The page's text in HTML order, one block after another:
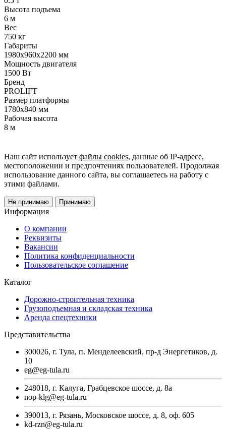
Высота подъема
6 м
Вес
750 кг
Габариты
1980х960х2200 мм
Мощность двигателя
1500 Вт
Бренд
PROLIFT
Размер платформы
1780х840 мм
Рабочая высота
8 м
Наш сайт использует файлы cookies, данные об IP-адресе,
местоположении и предпочтениях пользователей. Продолжая
использование данного сайта, вы соглашаетесь на работу с
этими файлами.
Не принимаю Принимаю
Информация
О компании
Реквизиты
Вакансии
Политика конфиденциальности
Пользовательское соглашение
Каталог
Дорожно-строительная техника
Грузоподъемная и складская техника
Аренда спецтехники
Представительства
300026, г. Тула, п. Менделеевский, пр-д Энергетиков, д.
10
eg@eg-tula.ru
248018, г. Калуга, Грабцевское шоссе, д. 8а
nop-klg@eg-tula.ru
390013, г. Рязань, Московское шоссе, д. 8, оф. 605
kd-rzn@eg-tula.ru